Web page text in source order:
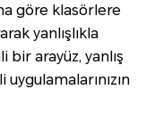
göre klasörlere
yanlışlıkla
arayüz, yanlış